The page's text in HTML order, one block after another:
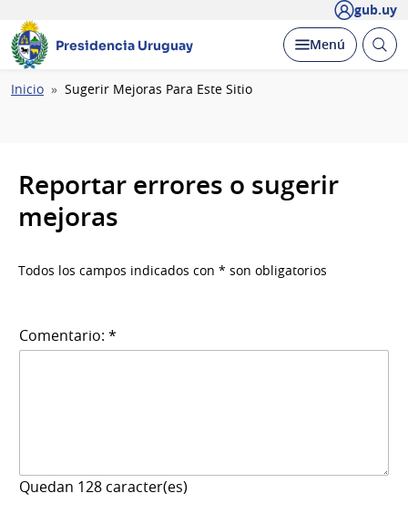
gub.uy
Presidencia Uruguay Desplegar
Menú Abrir
Ruta
Inicio Sugerir Mejoras Para Este Sitio
Reportar errores o sugerir
mejoras
Todos los campos indicados con * son obligatorios
Comentario: *
Quedan 128 caracter(es)